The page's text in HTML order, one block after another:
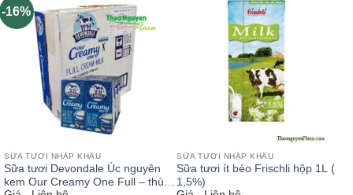
-16%
SỮA TƯƠI NHẬP KHẨU
Sữa tươi Devondale Úc nguyên
kem Our Creamy One Full – thùng
SỮA TƯƠI NHẬP KHẨU
Sữa tươi ít béo Frischli hộp 1L (
1,5%)